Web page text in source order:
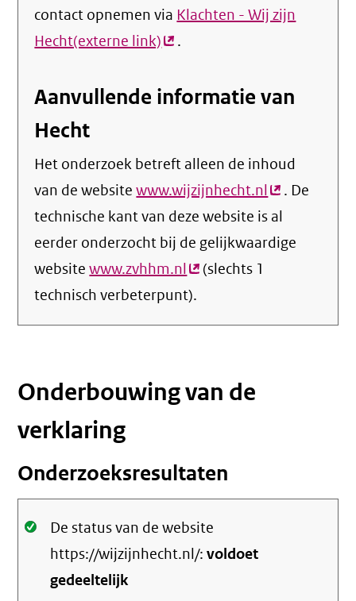
contact opnemen via Klachten - Wij zijn
Hecht(externe link)(externe
.
Aanvullende informatie van
Hecht
Het onderzoek betreft alleen de inhoud
van de websitewww.wijzijnhecht.nl(externe
link)
. De
technische kant van deze website is al
eerder onderzocht bij de gelijkwaardige
websitewww.zvhhm.nl(externe
link)
(slechts 1
technisch verbeterpunt).
Onderbouwing van de
verklaring
Onderzoeksresultaten
Oké.
De status van de website
https://wijzijnhecht.nl/:voldoet
gedeeltelijk